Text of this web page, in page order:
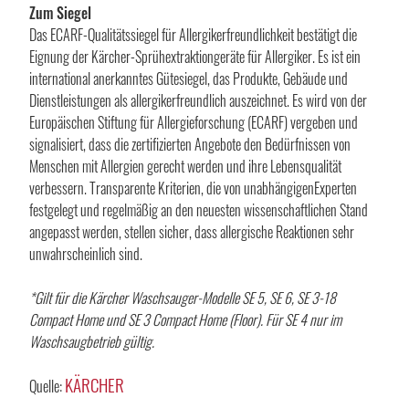
Zum Siegel
Das ECARF-Qualitätssiegel für Allergikerfreundlichkeit bestätigt die
Eignung der Kärcher-Sprühextraktiongeräte für Allergiker. Es ist ein
international anerkanntes Gütesiegel, das Produkte, Gebäude und
Dienstleistungen als allergikerfreundlich auszeichnet. Es wird von der
Europäischen Stiftung für Allergieforschung (ECARF) vergeben und
signalisiert, dass die zertifizierten Angebote den Bedürfnissen von
Menschen mit Allergien gerecht werden und ihre Lebensqualität
verbessern. Transparente Kriterien, die von unabhängigenExperten
festgelegt und regelmäßig an den neuesten wissenschaftlichen Stand
angepasst werden, stellen sicher, dass allergische Reaktionen sehr
unwahrscheinlich sind.
*Gilt für die Kärcher Waschsauger-Modelle SE 5, SE 6, SE 3-18
Compact Home und SE 3 Compact Home (Floor). Für SE 4 nur im
Waschsaugbetrieb gültig.
Quelle:KÄRCHER